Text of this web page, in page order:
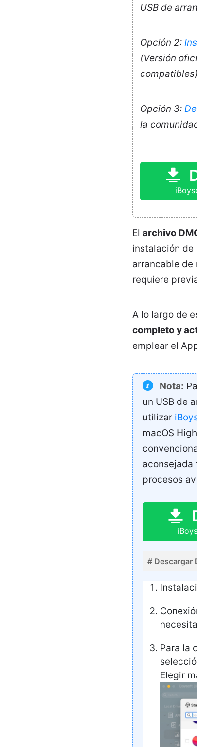
USB de
Opción 2:
(Versión
Opción 3:
la
El archivo
instalación de
arrancable de
requiere
A lo largo de
completo y
emplear el
Nota:
un USB de
utilizar
macOS
aconsejada
procesos
# Descargar
Para la
Elegir